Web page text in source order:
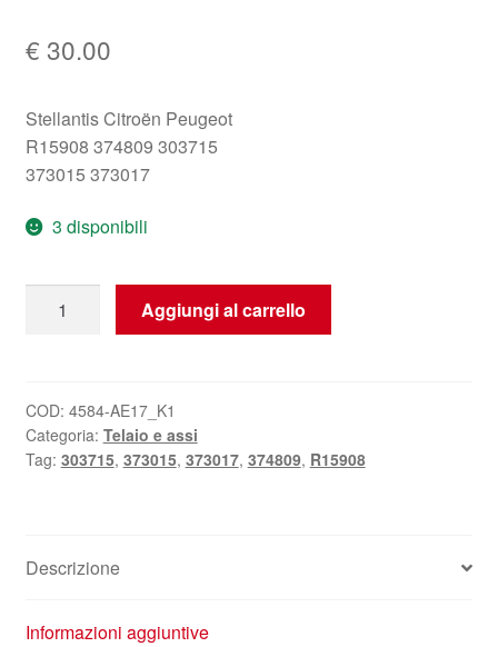
€ 30.00
Stellantis Citroën Peugeot
R15908 374809 303715
373015 373017
3 disponibili
Cuscinetti
Tagora
VKBA540
R15908
Aggiungi al carrello
COD: 4584-AE17_K1
Categoria: Telaio e assi
Tag: 303715, 373015, 373017, 374809, R15908
Descrizione
Informazioni aggiuntive